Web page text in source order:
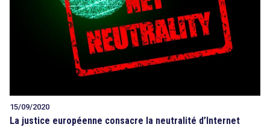
15/09/2020
La justice européenne consacre la neutralité d’Internet